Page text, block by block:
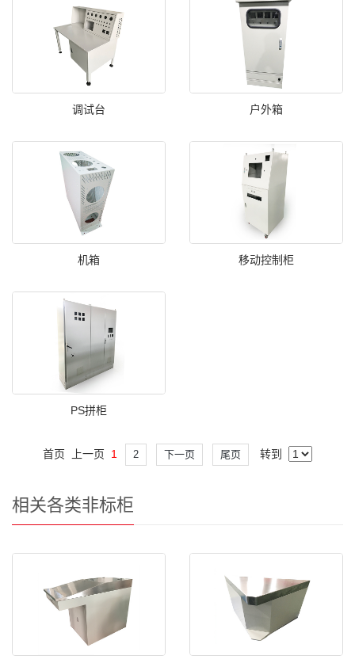
调试台 户外箱
机箱 移动控制柜
PS拼柜
首页 上一页 1 2 下一页 尾页 转到
相关各类非标柜